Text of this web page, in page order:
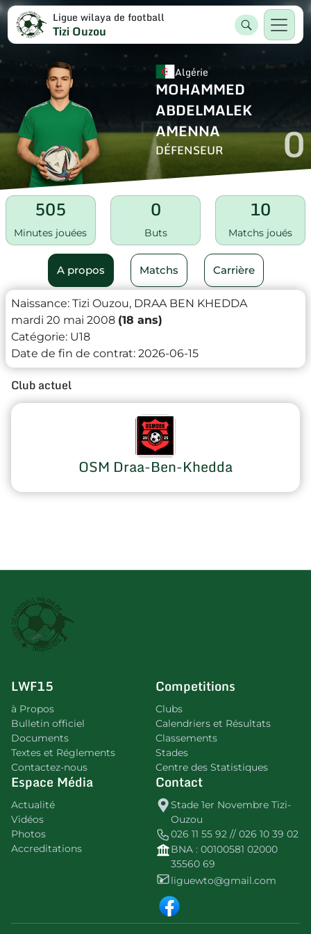
Ligue wilaya de football
Tizi Ouzou
Algérie
MOHAMMED
ABDELMALEK
AMENNA
DÉFENSEUR 0
505
Minutes jouées
0
Buts
10
Matchs joués
A propos Matchs Carrière
Naissance: Tizi Ouzou, DRAA BEN KHEDDA
mardi 20 mai 2008 (18 ans)
Catégorie: U18
Date de fin de contrat: 2026-06-15
Club actuel
OSM Draa-Ben-Khedda
LWF15
à Propos
Bulletin officiel
Documents
Textes et Réglements
Contactez-nous
Competitions
Clubs
Calendriers et Résultats
Classements
Stades
Centre des Statistiques
Espace Média
Actualité
Vidéos
Photos
Accreditations
Contact
Stade 1er Novembre Tizi-
Ouzou
026 11 55 92 // 026 10 39 02
BNA : 00100581 02000
35560 69
liguewto@gmail.com